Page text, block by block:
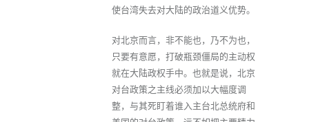
使台湾失去对大陆的政治道义优势。
对北京而言，非不能也，乃不为也，
只要有意愿，打破瓶颈僵局的主动权
就在大陆政权手中。也就是说，北京
对台政策之主线必须加以大幅度调
整，与其死盯着谁入主台北总统府和